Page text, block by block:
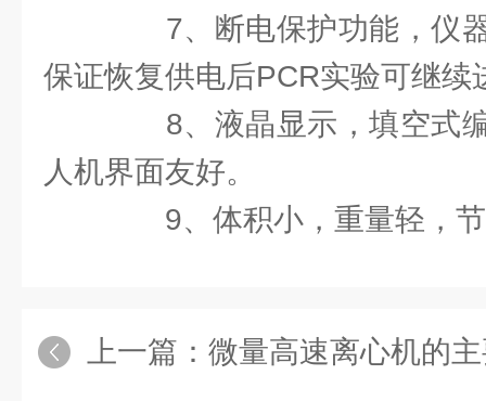
7、断电保护功能，仪器
保证恢复供电后PCR实验可继续
8、液晶显示，填空式编
人机界面友好。
9、体积小，重量轻，节
上一篇： 微量高速离心机的